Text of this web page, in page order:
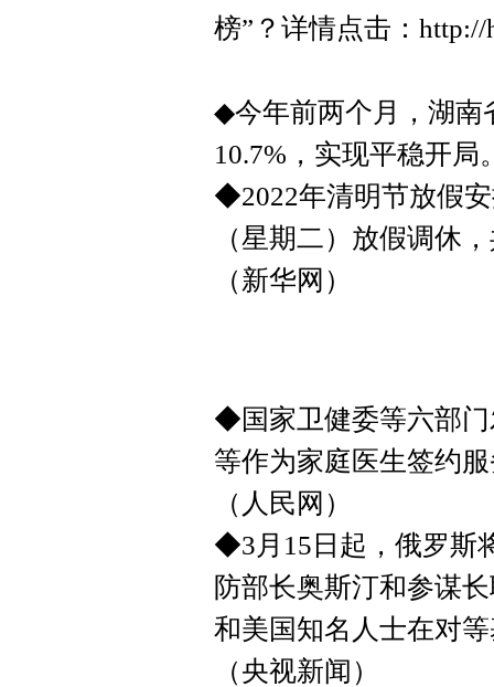
榜”？详情点击：http://
◆今年前两个月，湖南
10.7%，实现平稳开局
◆2022年清明节放假
（星期二）放假调休
（新华网）
◆国家卫健委等六部门
等作为家庭医生签约
（人民网）
◆3月15日起，俄罗斯
防部长奥斯汀和参谋
和美国知名人士在对
（央视新闻）